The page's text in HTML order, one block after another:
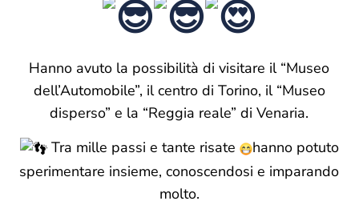
Hanno avuto la possibilità di visitare il “Museo
dell’Automobile”, il centro di Torino, il “Museo
disperso” e la “Reggia reale” di Venaria.
Tra mille passi e tante risate
hanno potuto
sperimentare insieme, conoscendosi e imparando
molto.